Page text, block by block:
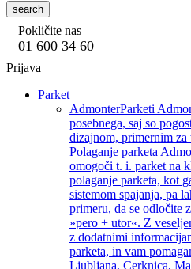
search
Pokličite nas
01 600 34 60
Prijava
Parket
AdmonterParketi
posebnega, saj so
dizajnom, primernim za
Polaganje parketa
omogoči t. i. parket na
polaganje parketa, kot
sistemom spajanja, pa
primeru, da se odločite
»pero + utor«. Z
z dodatnimi
parketa, in vam
Ljubljana, Cerknica,